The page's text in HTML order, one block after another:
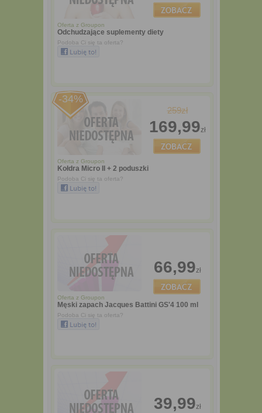
Oferta z Groupon
Odchudzające suplementy diety
Podoba Ci się ta oferta?
-34%
Oferta z Groupon
Kołdra Micro II + 2 poduszki
Podoba Ci się ta oferta?
259zł
169,99zł
Oferta z Groupon
Męski zapach Jacques Battini GS'4 100 ml
Podoba Ci się ta oferta?
66,99zł
39,99zł